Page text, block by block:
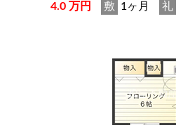
4.0 万円 敷 1ヶ月 礼